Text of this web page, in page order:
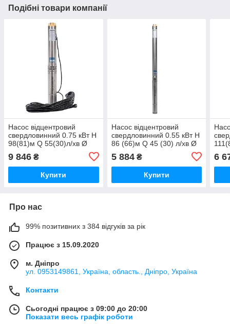
Подібні товари компанії
Насос відцентровий
свердловинний 0.75 кВт H
98(81)м Q 55(30)л/хв Ø
4SEm2/14 DONGYIN
(777447)
9 846 ₴
Купити
Насос відцентровий
свердловинний 0.55 кВт H
86 (66)м Q 45 (30) л/хв Ø
(DONGYIN) 3SDm1.8/20
(777103)
5 884₴
Купити
6
Про нас
99% позитивних з 384 відгуків за рік
Працює з 15.09.2020
м. Дніпро
ул. 0953149861, Україна, область., Дніпро, Україна
Контакти
Сьогодні працює з 09:00 до 20:00
Показати весь графік роботи